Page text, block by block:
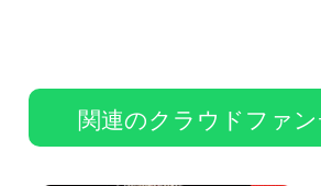
関連のクラウドファ